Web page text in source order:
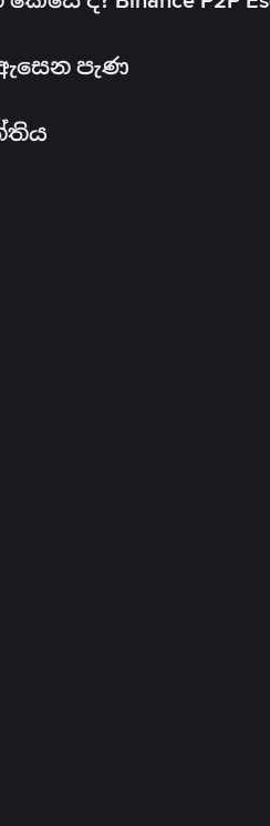
ඇසෙන පැණ